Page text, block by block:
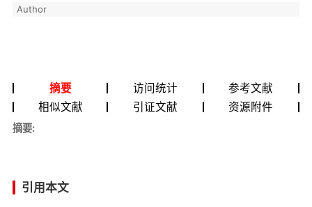
Author
摘要 访问统计
参考文献
相似文献
引证文献 资源附件
摘要:
引用本文